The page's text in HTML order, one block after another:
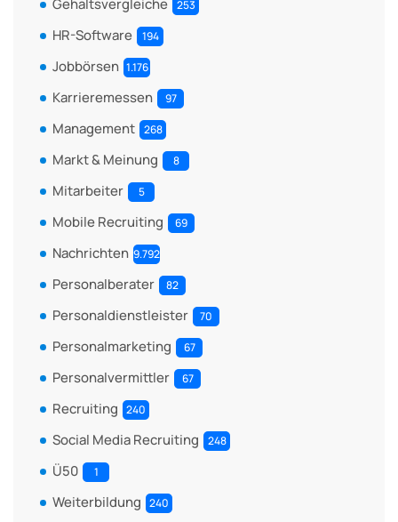
253
HR-Software 194
Jobbörsen 1.176
Karrieremessen 97
Management 268
Markt & Meinung 8
Mitarbeiter 5
Mobile Recruiting 69
Nachrichten 9.792
Personalberater 82
Personaldienstleister 70
Personalmarketing 67
Personalvermittler 67
Recruiting 240
Social Media Recruiting 248
Ü50 1
Weiterbildung 240